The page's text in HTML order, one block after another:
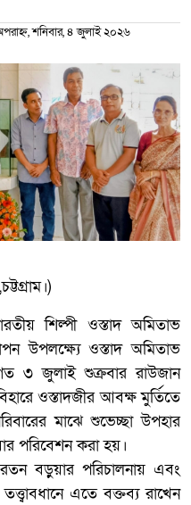
শনিবার, ৪ জুলাই ২০২৬
শিল্পী ওস্তাদ অমিতাভ
উপলক্ষ্যে ওস্তাদ অমিতাভ
৩ জুলাই শুক্রবার রাউজান
ওস্তাদজীর আবক্ষ মুর্তিতে
মাঝে শুভেচ্ছা উপহার
পরিবেশন করা হয়।
বড়ুয়ার পরিচালনায় এবং
এতে বক্তব্য রাখেন